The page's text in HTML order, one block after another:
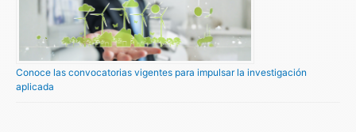
Conoce las convocatorias vigentes para impulsar la investigación
aplicada